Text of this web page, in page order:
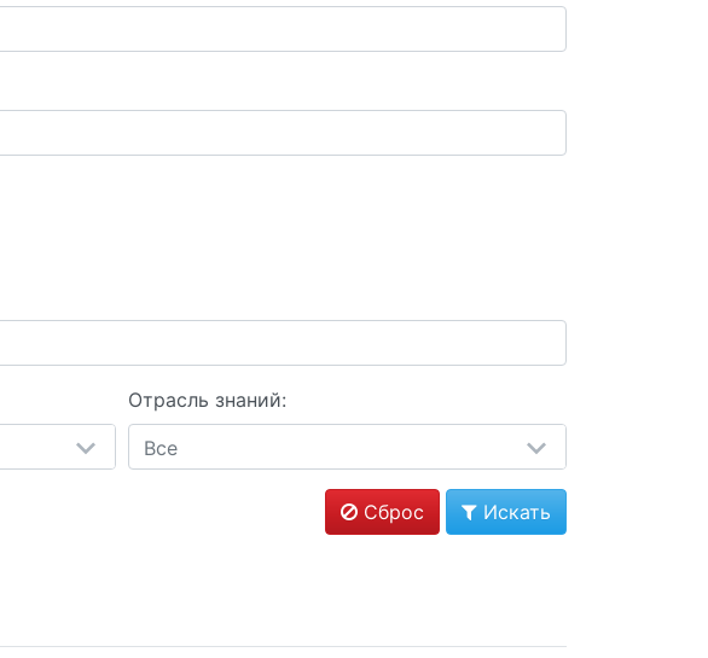
Отрасль знаний:
Все
Сброс Искать